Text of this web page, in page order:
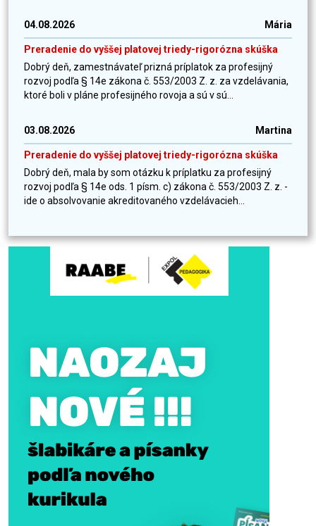
04.08.2026 Mária
Preradenie do vyššej platovej triedy-rigorózna skúška
Dobrý deň, zamestnávateľ prizná príplatok za profesijný
rozvoj podľa § 14e zákona č. 553/2003 Z. z. za vzdelávania,
ktoré boli v pláne profesijného rovoja a sú v sú...
03.08.2026 Martina
Preradenie do vyššej platovej triedy-rigorózna skúška
Dobrý deň, mala by som otázku k príplatku za profesijný
rozvoj podľa § 14e ods. 1 písm. c) zákona č. 553/2003 Z. z. -
ide o absolvovanie akreditovaného vzdelávacieh...